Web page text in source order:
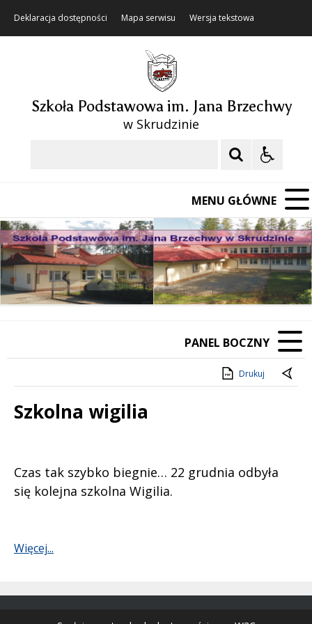
Deklaracja dostępności Mapa serwisu Wersja tekstowa
Szkoła Podstawowa im. Jana Brzechwy
w Skrudzinie
MENU GŁÓWNE
Poprzedni Element
Następny Element
❚❚
PANEL BOCZNY
Drukuj
Szkolna wigilia
Czas tak szybko biegnie… 22 grudnia odbyła
się kolejna szkolna Wigilia.
Więcej...